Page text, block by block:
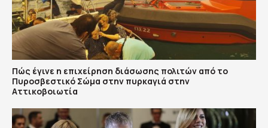
Πώς έγινε η επιχείρηση διάσωσης πολιτών από το
Πυροσβεστικό Σώμα στην πυρκαγιά στην
Αττικοβοιωτία